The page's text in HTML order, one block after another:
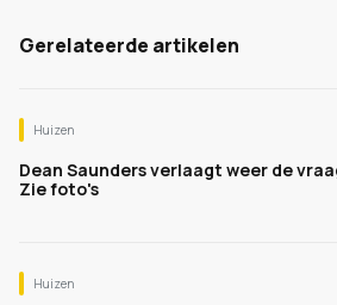
Gerelateerde artikelen
Huizen
Dean Saunders verlaagt weer de
Zie foto's
Huizen